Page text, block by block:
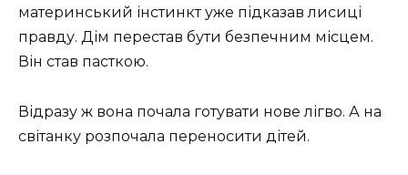
материнський інстинкт уже підказав лисиці
правду. Дім перестав бути безпечним місцем.
Він став пасткою.
Відразу ж вона почала готувати нове лігво. А на
світанку розпочала переносити дітей.